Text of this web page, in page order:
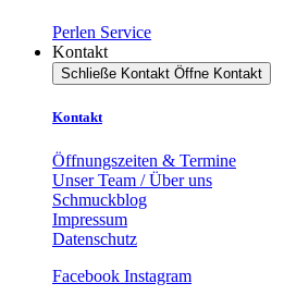
Perlen Service
Kontakt
Schließe Kontakt Öffne Kontakt
Kontakt
Öffnungszeiten & Termine
Unser Team / Über uns
Schmuckblog
Impressum
Datenschutz
Facebook Instagram